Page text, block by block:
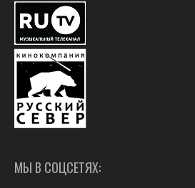
МЫ В СОЦСЕТЯХ: